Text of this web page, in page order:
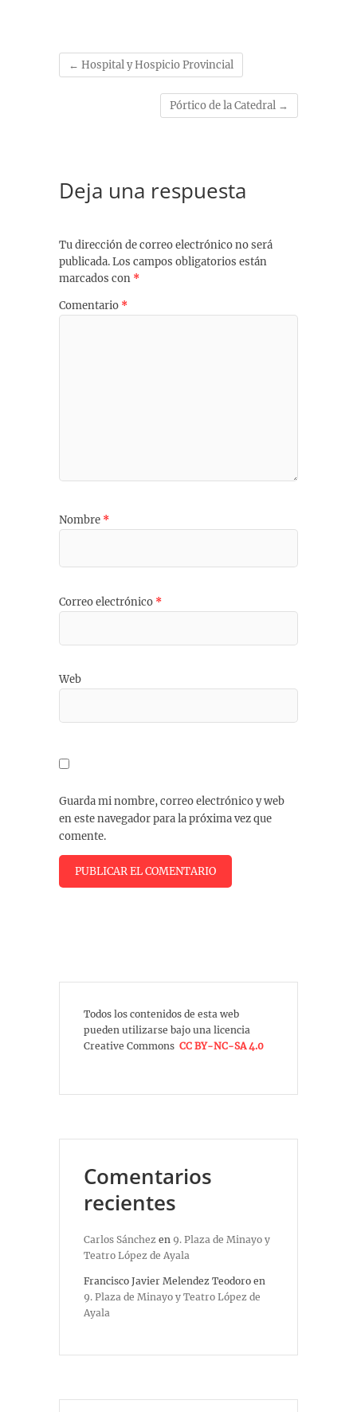
← Hospital y Hospicio Provincial
Pórtico de la Catedral →
Deja una respuesta
Tu dirección de correo electrónico no será
publicada.Los campos obligatorios están
marcados con *
Comentario *
Nombre *
Correo electrónico *
Web
Guarda mi nombre, correo electrónico y web
en este navegador para la próxima vez que
comente.
Todos los contenidos de esta web
pueden utilizarse bajo una licencia
Creative Commons CC BY-NC-SA 4.0
Comentarios
recientes
Carlos Sánchez en 9. Plaza de Minayo y
Teatro López de Ayala
Francisco Javier Melendez Teodoro en
9. Plaza de Minayo y Teatro López de
Ayala